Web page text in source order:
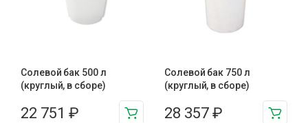
Солевой бак 500 л
(круглый, в сборе)
22 751 ₽
Солевой бак 750 л
(круглый, в сборе)
28 357 ₽